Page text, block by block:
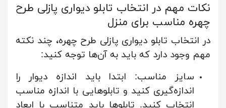
نکات مهم در انتخاب تابلو دیواری پازلی طرح
چهره مناسب برای منزل
در انتخاب تابلو دیواری پازلی طرح چهره، چند نکته
مهم وجود دارد که باید به آن‌ها توجه کنید:
سایز مناسب: ابتدا باید اندازه دیوار را
اندازه‌گیری کنید و تابلوهایی با اندازه مناسب
انتخاب کنید. تابلوها باید متناسب با ابعاد